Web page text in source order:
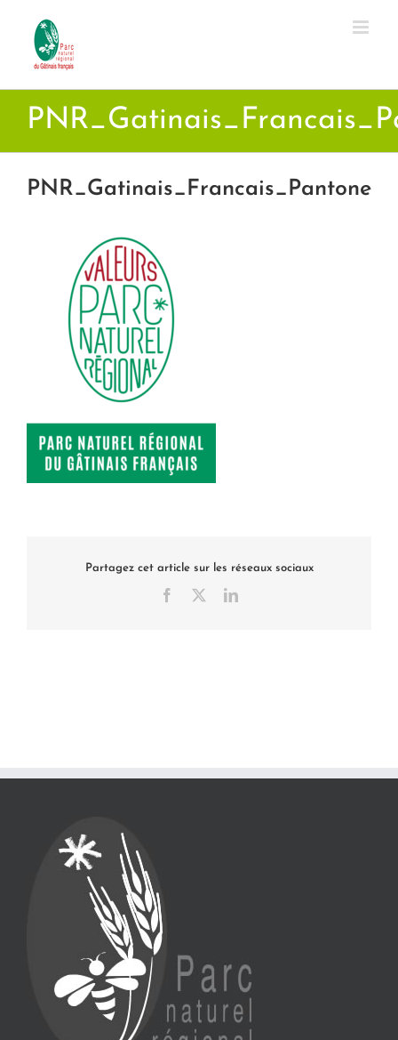
contenu
PNR_Gatinais_Francais_Pantone
Partagez cet article sur les réseaux sociaux
Facebook LinkedIn